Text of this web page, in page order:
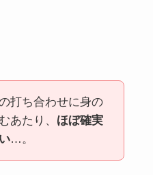
打ち合わせに身の
あたり、 ほぼ確実
…。